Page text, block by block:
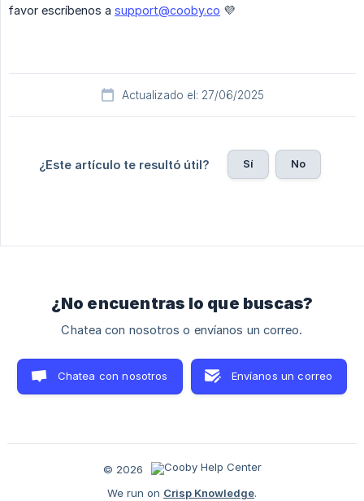
favor escríbenos a support@cooby.co 💜
Actualizado el: 27/06/2025
¿Este artículo te resultó útil? Sí No
¿No encuentras lo que buscas?
Chatea con nosotros o envíanos un correo.
Chatea con nosotros Envíanos un correo
© 2026
We run on Crisp Knowledge.